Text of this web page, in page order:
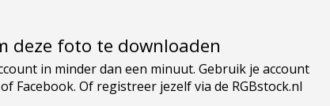
deze foto te downloaden